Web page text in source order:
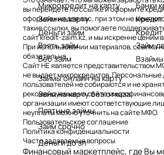
Микрокредит на карту
Займ на карту
Деньги займ
Взять займ
Веб займ
Банки
Займ
Взаймы
Займы онлайн на карту
Займ на карту без отказа
Платные займы
Займ срочно
Деньги до зп
вы перейдете по ссылке и оформите
оформления для вас, при этом не
такие ссылки, вы помогаете
сайт kredit-zaim.kz, и мы искренне ценим
При использовании материалов, ссылка
обязательна.
Сайт НЕ является представительством
не выдает микрокредитов.
пользователей не собираются и не
рекомендуемые на сайте
организации имеют соответствующие
неуплаты можно уточнить на сайте МФО.
Пользовательское соглашение
Политика конфиденциальности
Часто задаваемые вопросы
Финансовый маркетплейс, где Вы